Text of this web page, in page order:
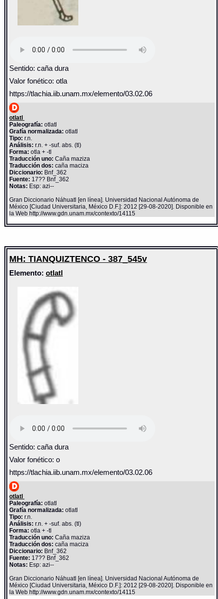
Sentido: caña dura
Valor fonético: otla
https://tlachia.iib.unam.mx/elemento/03.02.06
otlatl
Paleografía: otlatl
Grafía normalizada: otlatl
Tipo: r.n.
Análisis: r.n. + -suf. abs. (tl)
Forma: otla + -tl
Traducción uno: Caña maziza
Traducción dos: caña maciza
Diccionario: Bnf_362
Fuente: 17?? Bnf_362
Notas: Esp: azi--
Gran Diccionario Náhuatl [en línea]. Universidad Nacional Autónoma de
México [Ciudad Universitaria, México D.F.]: 2012 [29-08-2020]. Disponible en
la Web http://www.gdn.unam.mx/contexto/14115
MH: TIANQUIZTENCO - 387_545v
Elemento:otlatl
Sentido: caña dura
Valor fonético: o
https://tlachia.iib.unam.mx/elemento/03.02.06
otlatl
Paleografía: otlatl
Grafía normalizada: otlatl
Tipo: r.n.
Análisis: r.n. + -suf. abs. (tl)
Forma: otla + -tl
Traducción uno: Caña maziza
Traducción dos: caña maciza
Diccionario: Bnf_362
Fuente: 17?? Bnf_362
Notas: Esp: azi--
Gran Diccionario Náhuatl [en línea]. Universidad Nacional Autónoma de
México [Ciudad Universitaria, México D.F.]: 2012 [29-08-2020]. Disponible en
la Web http://www.gdn.unam.mx/contexto/14115